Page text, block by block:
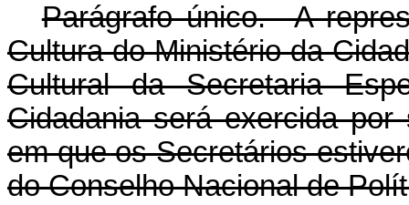
Parágrafo único. A
Cultura do Ministério da
Cultural da Secretaria
Cidadania será exercida
em que os Secretários
do Conselho Nacional de